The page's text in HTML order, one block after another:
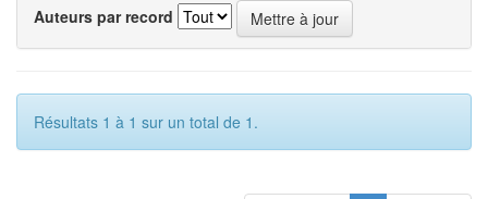
Auteurs par record
Résultats 1 à 1 sur un total de 1.